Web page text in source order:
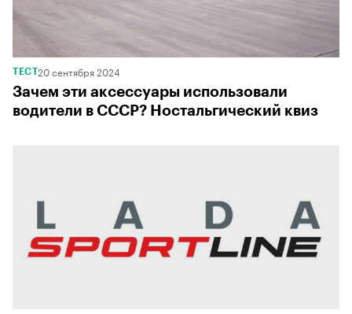
ТЕСТ 20 сентября 2024
Зачем эти аксессуары использовали
водители в СССР? Ностальгический квиз